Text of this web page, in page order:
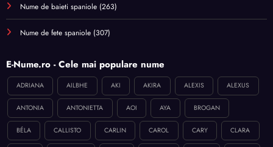
Nume de baieti spaniole (263)
Nume de fete spaniole (307)
E-Nume.ro - Cele mai populare nume
ADRIANA AILBHE AKI AKIRA ALEXIS ALEXUS
ANTONIA ANTONIETTA AOI AYA BROGAN
BÉLA CALLISTO CARLIN CAROL CARY CLARA